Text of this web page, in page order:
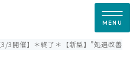
MENU
3/3開催】＊終了＊【新型】”処遇改善加